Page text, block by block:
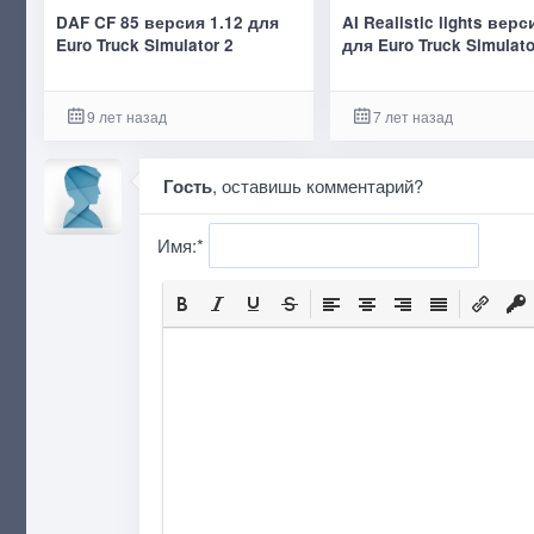
DAF CF 85 версия 1.12 для
Euro Truck Simulator 2
9 лет назад
AI Realistic lights
для Euro Truck
7 лет назад
Гость, оставишь комментарий?
Имя:*